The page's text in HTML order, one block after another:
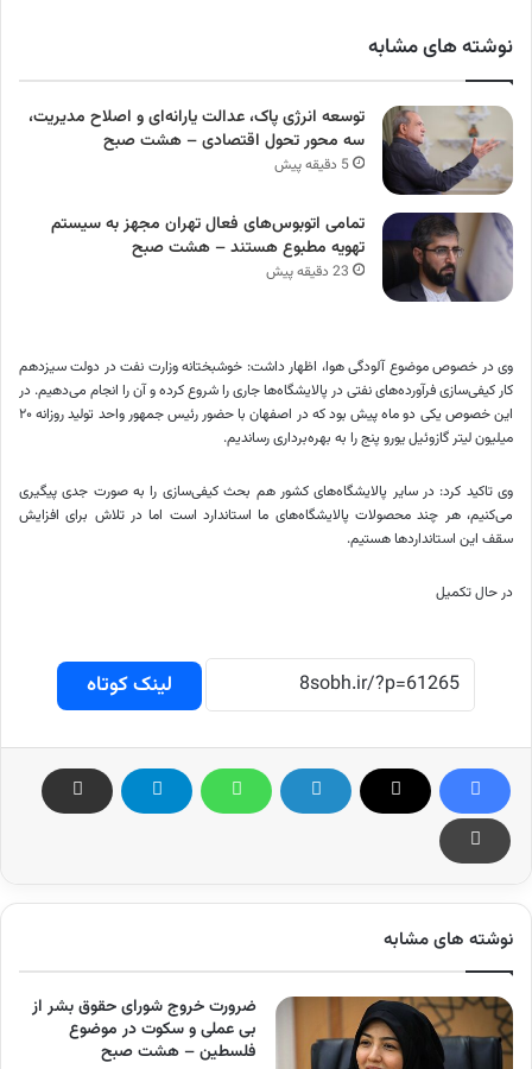
نوشته های مشابه
توسعه انرژی پاک، عدالت یارانه‌ای و اصلاح مدیریت،
سه محور تحول اقتصادی – هشت صبح
5 دقیقه پیش
تمامی اتوبوس‌های فعال تهران مجهز به سیستم
تهویه مطبوع هستند – هشت صبح
23 دقیقه پیش
وی در خصوص موضوع آلودگی هوا، اظهار داشت: خوشبختانه وزارت نفت در دولت سیزدهم
کار کیفی‌سازی فرآورده‌های نفتی در پالایشگاه‌ها جاری را شروع کرده و آن را انجام می‌دهیم. در
این خصوص یکی دو ماه پیش بود که در اصفهان با حضور رئیس جمهور واحد تولید روزانه ۲۰
میلیون لیتر گازوئیل یورو پنج را به بهره‌برداری رساندیم.
وی تاکید کرد: در سایر پالایشگاه‌های کشور هم بحث کیفی‌سازی را به صورت جدی پیگیری
می‌کنیم، هر چند محصولات پالایشگاه‌های ما استاندارد است اما در تلاش برای افزایش
سقف این استانداردها هستیم.
در حال تکمیل
لینک کوتاه
نوشته های مشابه
ضرورت خروج شورای حقوق بشر از
بی عملی و سکوت در موضوع
فلسطین – هشت صبح